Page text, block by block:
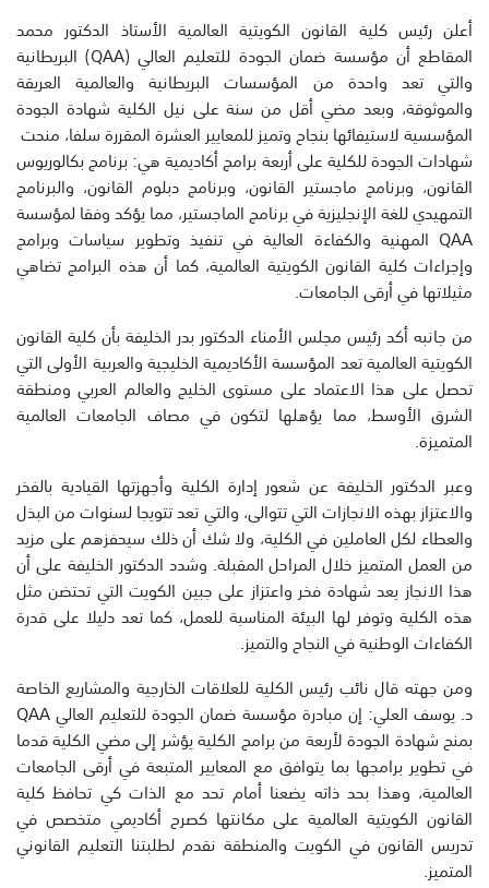
أعلن رئيس كلية القانون الكويتية العالمية الأستاذ الدكتور محمد
المقاطع أن مؤسسة ضمان الجودة للتعليم العالي (QAA) البريطانية
والتي تعد واحدة من المؤسسات البريطانية والعالمية العريقة
والموثوقة، وبعد مضي أقل من سنة على نيل الكلية شهادة الجودة
المؤسسية لاستيفائها بنجاح وتميز للمعايير العشرة المقررة سلفا، منحت
شهادات الجودة للكلية على أربعة برامج أكاديمية هي: برنامج بكالوريوس
القانون، وبرنامج ماجستير القانون، وبرنامج دبلوم القانون، والبرنامج
التمهيدي للغة الإنجليزية في برنامج الماجستير، مما يؤكد وفقا لمؤسسة
QAA المهنية والكفاءة العالية في تنفيذ وتطوير سياسات وبرامج
وإجراءات كلية القانون الكويتية العالمية، كما أن هذه البرامج تضاهي
مثيلاتها في أرقى الجامعات.
من جانبه أكد رئيس مجلس الأمناء الدكتور بدر الخليفة بأن كلية القانون
الكويتية العالمية تعد المؤسسة الأكاديمية الخليجية والعربية الأولى التي
تحصل على هذا الاعتماد على مستوى الخليج والعالم العربي ومنطقة
الشرق الأوسط، مما يؤهلها لتكون في مصاف الجامعات العالمية
المتميزة.
وعبر الدكتور الخليفة عن شعور إدارة الكلية وأجهزتها القيادية بالفخر
والاعتزاز بهذه الانجازات التي تتوالى، والتي تعد تتويجا لسنوات من البذل
والعطاء لكل العاملين في الكلية، ولا شك أن ذلك سيحفزهم على مزيد
من العمل المتميز خلال المراحل المقبلة. وشدد الدكتور الخليفة على أن
هذا الانجاز يعد شهادة فخر واعتزاز على جبين الكويت التي تحتضن مثل
هذه الكلية وتوفر لها البيئة المناسبة للعمل، كما تعد دليلا على قدرة
الكفاءات الوطنية في النجاح والتميز.
ومن جهته قال نائب رئيس الكلية للعلاقات الخارجية والمشاريع الخاصة
د. يوسف العلي: إن مبادرة مؤسسة ضمان الجودة للتعليم العالي QAA
بمنح شهادة الجودة لأربعة من برامج الكلية يؤشر إلى مضي الكلية قدما
في تطوير برامجها بما يتوافق مع المعايير المتبعة في أرقى الجامعات
العالمية، وهذا بحد ذاته يضعنا أمام تحد مع الذات كي تحافظ كلية
القانون الكويتية العالمية على مكانتها كصرح أكاديمي متخصص في
تدريس القانون في الكويت والمنطقة نقدم لطلبتنا التعليم القانوني
المتميز.